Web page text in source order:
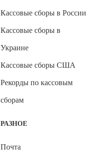
Кассовые сборы в России
Кассовые сборы в
Украине
Кассовые сборы США
Рекорды по кассовым
сборам
РАЗНОЕ
Почта